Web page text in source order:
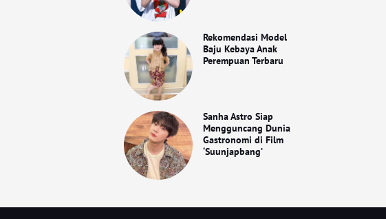
Rekomendasi Model
Baju Kebaya Anak
Perempuan Terbaru
Sanha Astro Siap
Mengguncang Dunia
Gastronomi di Film
‘Suunjapbang’